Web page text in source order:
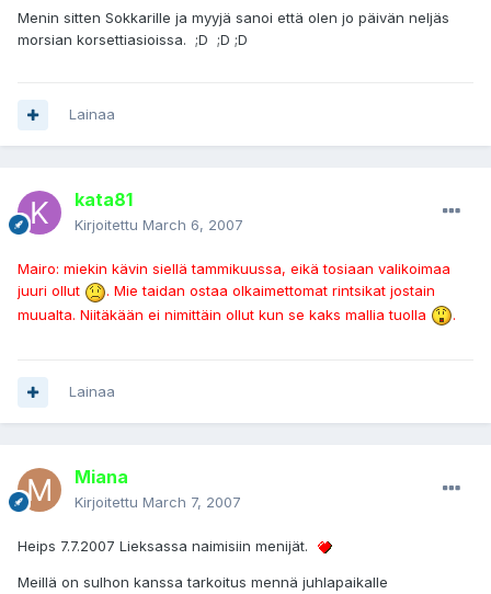
Menin sitten Sokkarille ja myyjä sanoi että olen jo päivän neljäs
morsian korsettiasioissa. ;D ;D ;D
Lainaa
kata81
Kirjoitettu March 6, 2007
Mairo: miekin kävin siellä tammikuussa, eikä tosiaan valikoimaa
juuri ollut
. Mie taidan ostaa olkaimettomat rintsikat jostain
muualta. Niitäkään ei nimittäin ollut kun se kaks mallia tuolla
.
Lainaa
Miana
Kirjoitettu March 7, 2007
Heips 7.7.2007 Lieksassa naimisiin menijät.
Meillä on sulhon kanssa tarkoitus mennä juhlapaikalle